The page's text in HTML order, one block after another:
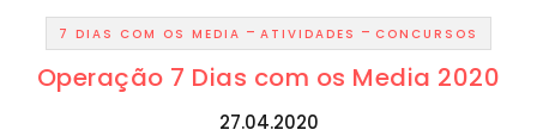
7 DIAS COM OS MEDIA - ATIVIDADES - CONCURSOS
Operação 7 Dias com os Media 2020
27.04.2020